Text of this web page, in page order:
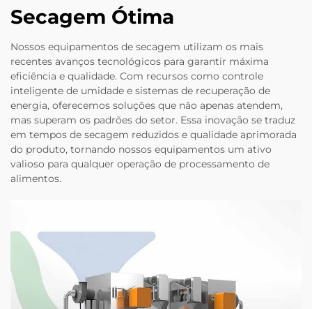
Secagem Ótima
Nossos equipamentos de secagem utilizam os mais
recentes avanços tecnológicos para garantir máxima
eficiência e qualidade. Com recursos como controle
inteligente de umidade e sistemas de recuperação de
energia, oferecemos soluções que não apenas atendem,
mas superam os padrões do setor. Essa inovação se traduz
em tempos de secagem reduzidos e qualidade aprimorada
do produto, tornando nossos equipamentos um ativo
valioso para qualquer operação de processamento de
alimentos.